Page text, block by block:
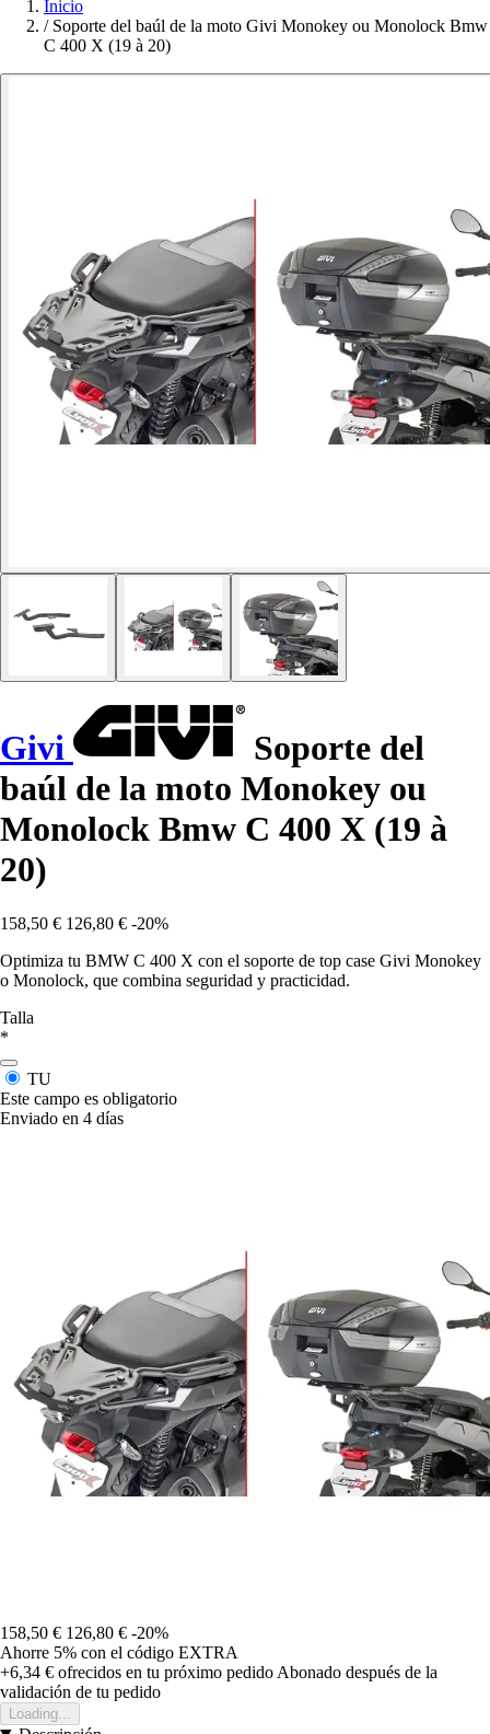
Inicio
/ Soporte del baúl de la moto Givi Monokey ou Monolock Bmw
C 400 X (19 à 20)
Givi
Soporte del
baúl de la moto Monokey ou
Monolock Bmw C 400 X (19 à
20)
158,50 € 126,80 € -20%
Optimiza tu BMW C 400 X con el soporte de top case Givi Monokey
o Monolock, que combina seguridad y practicidad.
Talla
*
TU
Este campo es obligatorio
Enviado en 4 días
158,50 € 126,80 € -20%
Ahorre 5% con el código EXTRA
+6,34 € ofrecidos en tu próximo pedido Abonado después de la
validación de tu pedido
Loading...